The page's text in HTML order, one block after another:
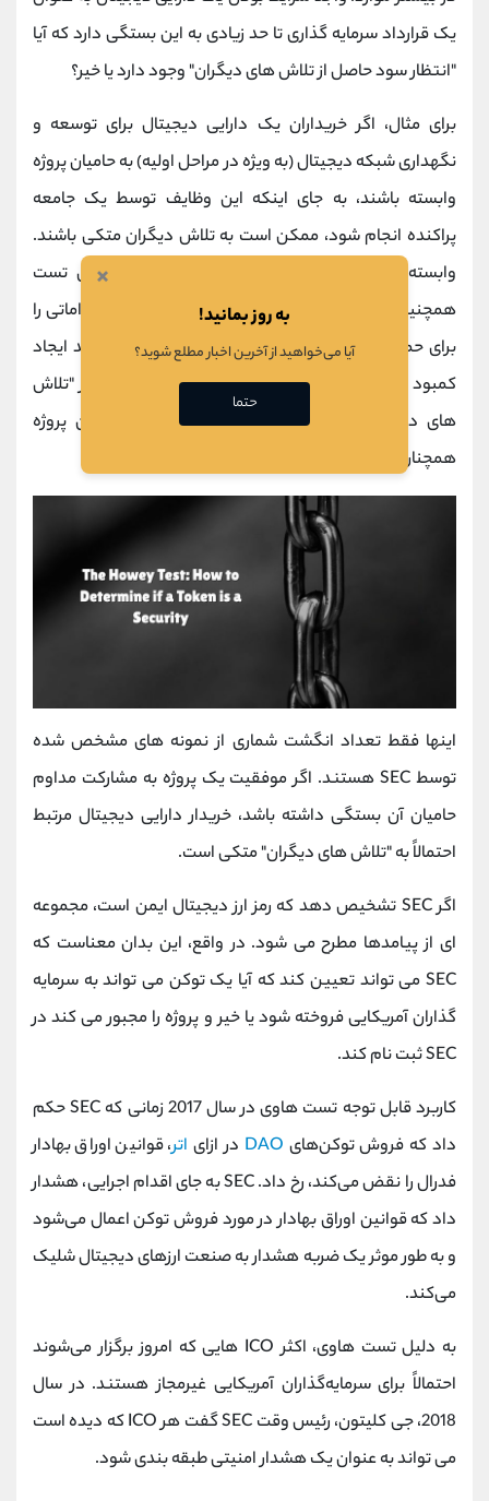
یک قرارداد سرمایه گذاری تا حد زیادی به این بستگی دارد که آیا
"انتظار سود حاصل از تلاش های دیگران" وجود دارد یا خیر؟
برای مثال، اگر خریداران یک دارایی دیجیتال برای توسعه و
نگهداری شبکه دیجیتال (به ویژه در مراحل اولیه) به حامیان پروژه
وابسته باشند، به جای اینکه این وظایف توسط یک جامعه
پراکنده انجام شود، ممکن است به تلاش دیگران متکی باشند.
وابسته و غیروابسته بودن کاربران به دیگران در این تست
همچنین در صورتی انجام می شود که حامیان پروژه اقداماتی را
برای حمایت از قیمت دارایی دیجیتال انجام دهند، مانند ایجاد
کمبود از طریق
سوزاندن توکن. راه دیگری که تست معیار "تلاش
های دیگران" را برآورده می کند این است که حامیان پروژه
همچنان در نقش مدیریتی عمل کنند.
اینها فقط تعداد انگشت شماری از نمونه های مشخص شده
توسط SEC هستند. اگر موفقیت یک پروژه به مشارکت مداوم
حامیان آن بستگی داشته باشد، خریدار دارایی دیجیتال مرتبط
احتمالاً به "تلاش های دیگران" متکی است.
اگر SEC تشخیص دهد که رمز ارز دیجیتال ایمن است، مجموعه
ای از پیامدها مطرح می شود. در واقع، این بدان معناست که
SEC می تواند تعیین کند که آیا یک توکن می تواند به سرمایه
گذاران آمریکایی فروخته شود یا خیر و پروژه را مجبور می کند در
SEC ثبت نام کند.
کاربرد قابل توجه تست هاوی در سال 2017 زمانی که SEC حکم
داد که فروش توکن‌های DAO در ازای اتر، قوانین اوراق بهادار
فدرال را نقض می‌کند، رخ داد. SEC به جای اقدام اجرایی، هشدار
داد که قوانین اوراق بهادار در مورد فروش توکن اعمال می‌شود
و به طور موثر یک ضربه هشدار به صنعت ارزهای دیجیتال شلیک
می‌کند.
به دلیل تست هاوی، اکثر ICO هایی که امروز برگزار می‌شوند
احتمالاً برای سرمایه‌گذاران آمریکایی غیرمجاز هستند. در سال
2018، جی کلیتون، رئیس وقت SEC گفت هر ICO که دیده است
می تواند به عنوان یک هشدار امنیتی طبقه بندی شود.
×
به روز بمانید!
آیا می‌خواهید از آخرین اخبار مطلع شوید؟
حتما